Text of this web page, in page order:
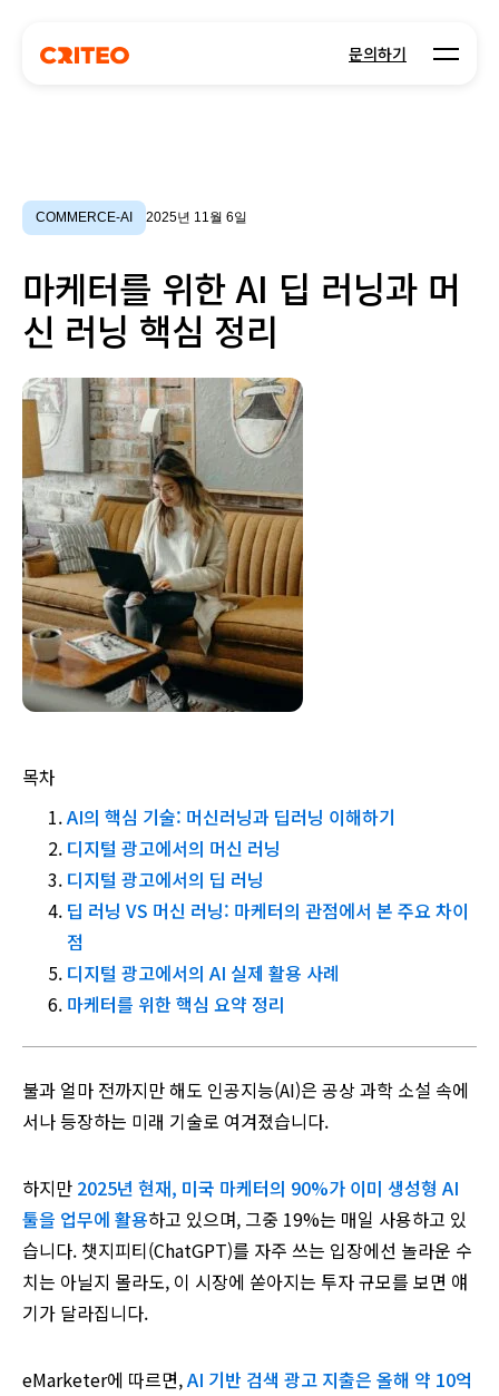
문의하기 Open
COMMERCE-AI 2025년 11월 6일
마케터를 위한 AI 딥 러닝과 머
신 러닝 핵심 정리
목차
AI의 핵심 기술: 머신러닝과 딥러닝 이해하기
디지털 광고에서의 머신 러닝
디지털 광고에서의 딥 러닝
딥 러닝 VS 머신 러닝: 마케터의 관점에서 본 주요 차이
점
디지털 광고에서의 AI 실제 활용 사례
마케터를 위한 핵심 요약 정리
불과 얼마 전까지만 해도 인공지능(AI)은 공상 과학 소설 속에
서나 등장하는 미래 기술로 여겨졌습니다.
하지만 2025년 현재, 미국 마케터의 90%가 이미 생성형 AI
툴을 업무에 활용하고 있으며, 그중 19%는 매일 사용하고 있
습니다. 챗지피티(ChatGPT)를 자주 쓰는 입장에선 놀라운 수
치는 아닐지 몰라도, 이 시장에 쏟아지는 투자 규모를 보면 얘
기가 달라집니다.
eMarketer에 따르면,AI 기반 검색 광고 지출은 올해 약 10억